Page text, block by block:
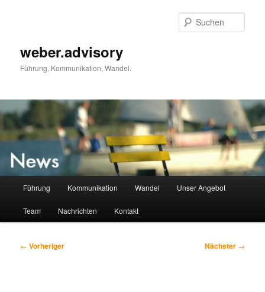
weber.advisory
Führung, Kommunikation, Wandel.
Führung Kommunikation Wandel Unser Angebot
Team Nachrichten Kontakt
Beitragsnavigation
← Vorheriger Nächster →